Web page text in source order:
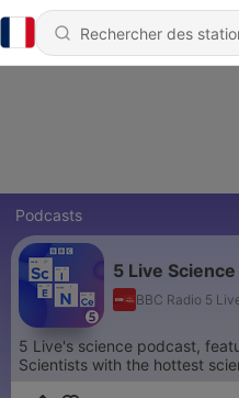
Podcasts
5 Live
BBC Radio 5
5 Live's science podcast,
Scientists with the hottest